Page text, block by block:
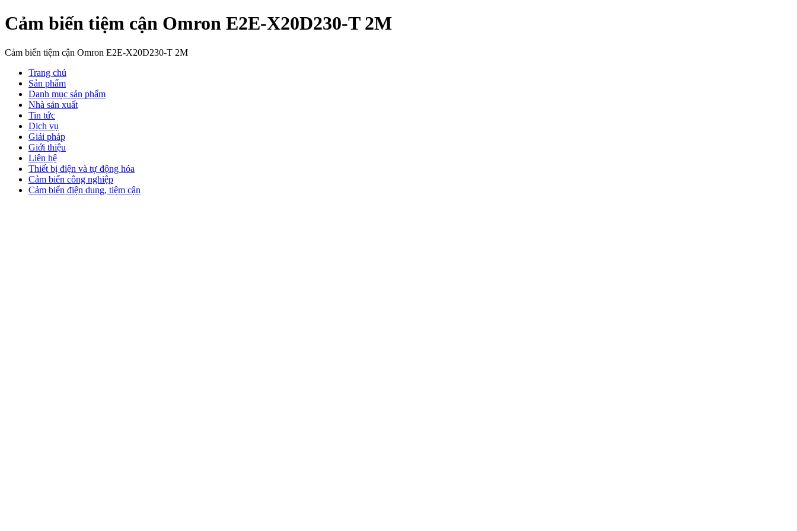
Cảm biến tiệm cận Omron E2E-X20D230-T 2M
Cảm biến tiệm cận Omron E2E-X20D230-T 2M
Trang chủ
Sản phẩm
Danh mục sản phẩm
Nhà sản xuất
Tin tức
Dịch vụ
Giải pháp
Giới thiệu
Liên hệ
Thiết bị điện và tự động hóa
Cảm biến công nghiệp
Cảm biến điện dung, tiệm cận